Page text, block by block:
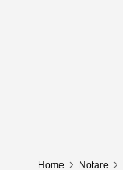
Home Notare